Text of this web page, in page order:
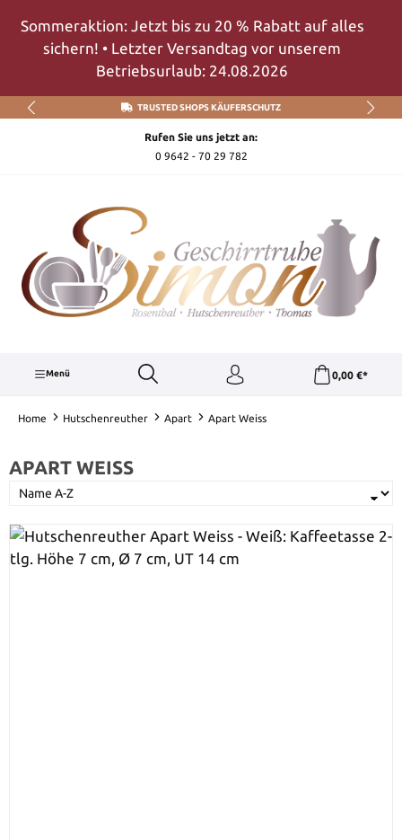
Zum Hauptinhalt springen
Sommeraktion: Jetzt bis zu 20 % Rabatt auf alles
sichern! • Letzter Versandtag vor unserem
Betriebsurlaub: 24.08.2026
TRUSTED SHOPS KÄUFERSCHUTZ
Rufen Sie uns jetzt an:
0 9642 - 70 29 782
Menü 0,00 €*
Home Hutschenreuther Apart Apart Weiss
APART WEISS